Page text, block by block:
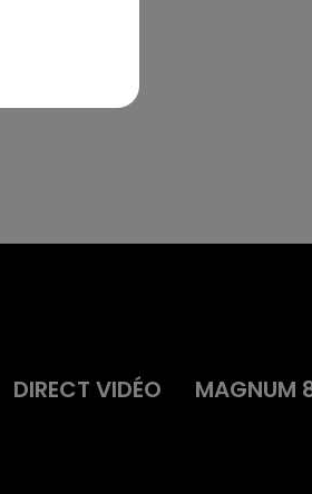
DIRECT VIDÉO
MAGNUM